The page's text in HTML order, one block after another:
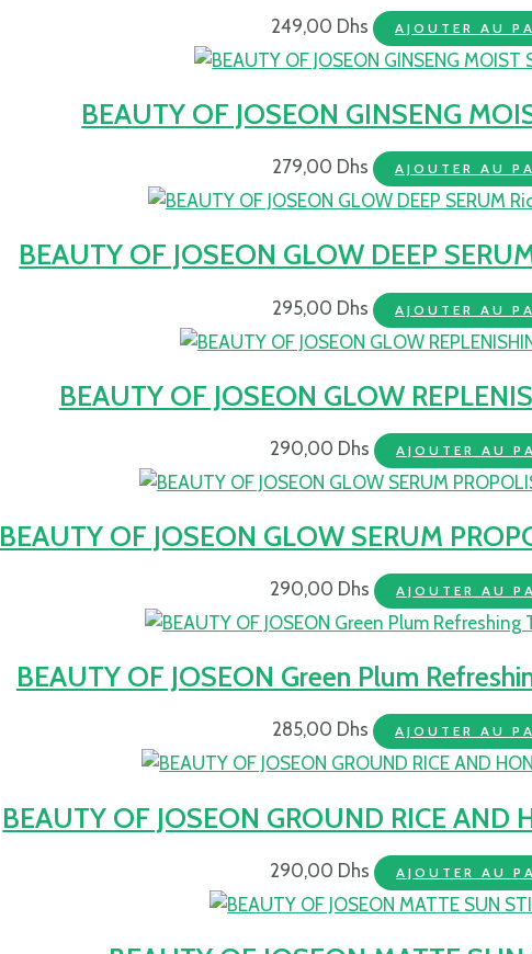
249,00 Dhs AJOUTER AU
BEAUTY OF JOSEON GINSENG
279,00 Dhs AJOUTER AU
BEAUTY OF JOSEON GLOW DEEP
295,00 Dhs AJOUTER AU
BEAUTY OF JOSEON GLOW
290,00 Dhs AJOUTER AU
BEAUTY OF JOSEON GLOW SERUM
290,00 Dhs AJOUTER AU
BEAUTY OF JOSEON Green Plum
285,00 Dhs AJOUTER AU
BEAUTY OF JOSEON GROUND RICE AND
290,00 Dhs AJOUTER AU